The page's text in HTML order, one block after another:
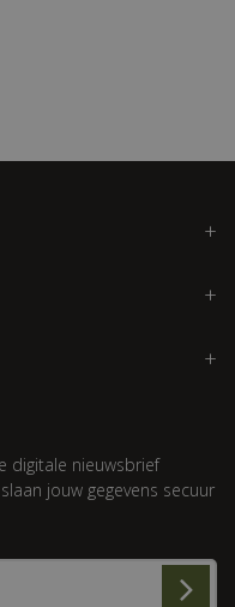
digitale nieuwsbrief
jouw gegevens secuur